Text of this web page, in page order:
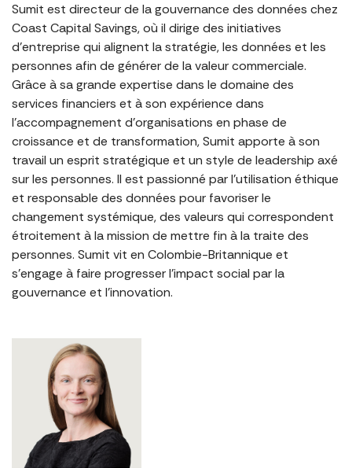
Sumit est directeur de la gouvernance des données chez
Coast Capital Savings, où il dirige des initiatives
d’entreprise qui alignent la stratégie, les données et les
personnes afin de générer de la valeur commerciale.
Grâce à sa grande expertise dans le domaine des
services financiers et à son expérience dans
l’accompagnement d’organisations en phase de
croissance et de transformation, Sumit apporte à son
travail un esprit stratégique et un style de leadership axé
sur les personnes. Il est passionné par l’utilisation éthique
et responsable des données pour favoriser le
changement systémique, des valeurs qui correspondent
étroitement à la mission de mettre fin à la traite des
personnes. Sumit vit en Colombie-Britannique et
s’engage à faire progresser l’impact social par la
gouvernance et l’innovation.